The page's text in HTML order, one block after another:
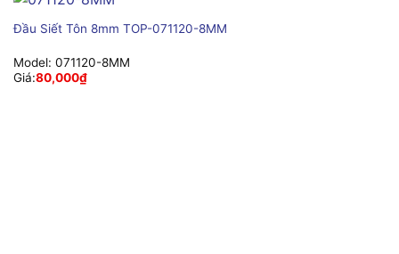
Đầu Siết Tôn 8mm TOP-071120-8MM
Model: 071120-8MM
Giá:80,000₫